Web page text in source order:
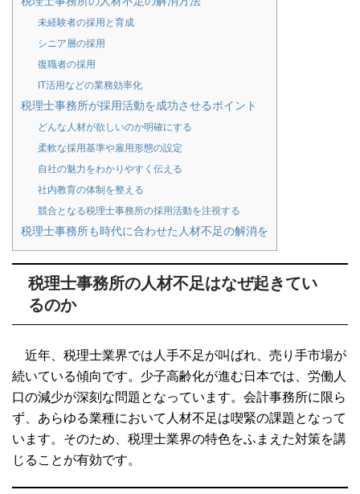
未経験者の採用と育成
シニア層の採用
復職者の採用
IT活用などの業務効率化
税理士事務所が採用活動を成功させるポイント
どんな人材が欲しいのか明確にする
柔軟な採用基準や雇用形態の設定
自社の魅力をわかりやすく伝える
社内教育の体制を整える
競合となる税理士事務所の採用活動を注視する
税理士事務所も時代に合わせた人材不足の解消を
税理士事務所の人材不足はなぜ起きてい
るのか
近年、税理士業界では人手不足が叫ばれ、売り手市場が
続いている傾向です。少子高齢化が進む日本では、労働人
口の減少が深刻な問題となっています。会計事務所に限ら
ず、あらゆる業種において人材不足は喫緊の課題となって
います。そのため、税理士業界の特色をふまえた対策を講
じることが有効です。